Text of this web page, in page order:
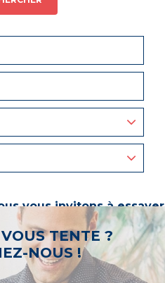
vous invitons à essayer
un « métier ».
TENTE ?
NOUS !